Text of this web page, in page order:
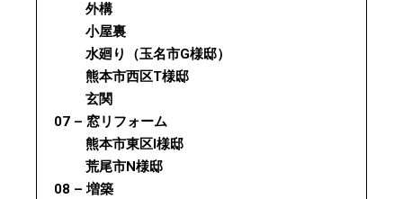
外構
小屋裏
水廻り（玉名市G様邸）
熊本市西区T様邸
玄関
07 – 窓リフォーム
熊本市東区I様邸
荒尾市N様邸
08 – 増築